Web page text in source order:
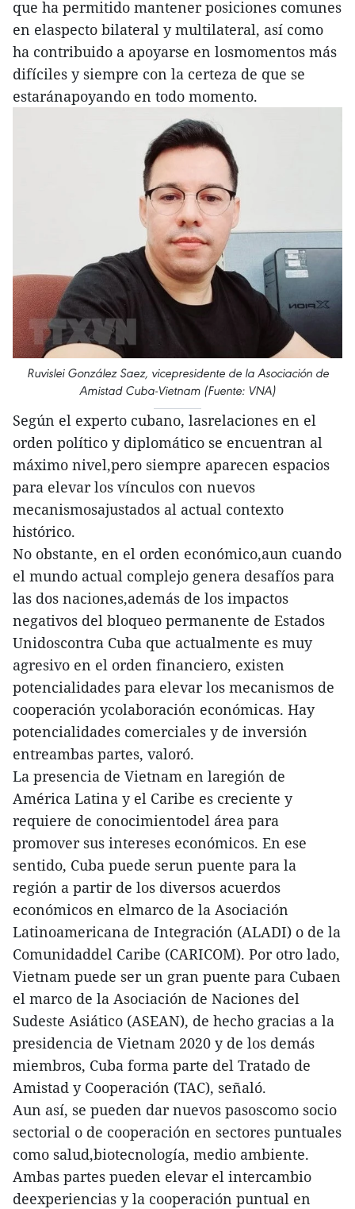
que ha permitido mantener posiciones comunes
en elaspecto bilateral y multilateral, así como
ha contribuido a apoyarse en losmomentos más
difíciles y siempre con la certeza de que se
estaránapoyando en todo momento.
Ruvislei González Saez, vicepresidente de la Asociación de
Amistad Cuba-Vietnam (Fuente: VNA)
Según el experto cubano, lasrelaciones en el
orden político y diplomático se encuentran al
máximo nivel,pero siempre aparecen espacios
para elevar los vínculos con nuevos
mecanismosajustados al actual contexto
histórico.
No obstante, en el orden económico,aun cuando
el mundo actual complejo genera desafíos para
las dos naciones,además de los impactos
negativos del bloqueo permanente de Estados
Unidoscontra Cuba que actualmente es muy
agresivo en el orden financiero, existen
potencialidades para elevar los mecanismos de
cooperación ycolaboración económicas. Hay
potencialidades comerciales y de inversión
entreambas partes, valoró.
La presencia de Vietnam en laregión de
América Latina y el Caribe es creciente y
requiere de conocimientodel área para
promover sus intereses económicos. En ese
sentido, Cuba puede serun puente para la
región a partir de los diversos acuerdos
económicos en elmarco de la Asociación
Latinoamericana de Integración (ALADI) o de la
Comunidaddel Caribe (CARICOM). Por otro lado,
Vietnam puede ser un gran puente para Cubaen
el marco de la Asociación de Naciones del
Sudeste Asiático (ASEAN), de hecho gracias a la
presidencia de Vietnam 2020 y de los demás
miembros, Cuba forma parte del Tratado de
Amistad y Cooperación (TAC), señaló.
Aun así, se pueden dar nuevos pasoscomo socio
sectorial o de cooperación en sectores puntuales
como salud,biotecnología, medio ambiente.
Ambas partes pueden elevar el intercambio
deexperiencias y la cooperación puntual en